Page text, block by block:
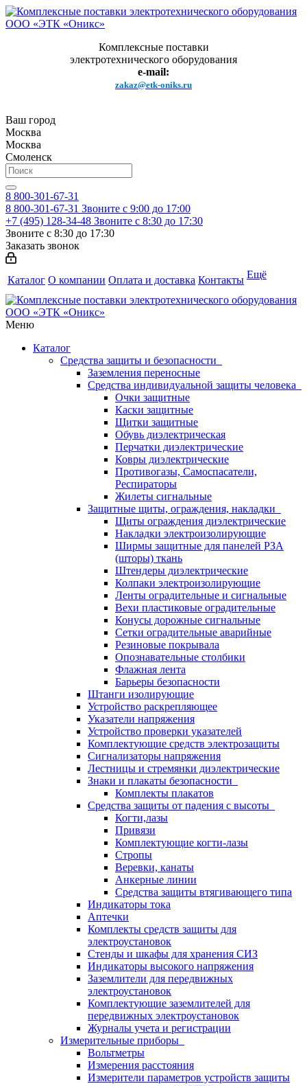
Комплексные поставки
электротехнического оборудования
e-mail:
zakaz@etk-oniks.ru
Ваш город
Москва
Москва
Смоленск
8 800-301-67-31
8 800-301-67-31 Звоните с 9:00 до 17:00
+7 (495) 128-34-48 Звоните с 8:30 до 17:30
Звоните с 8:30 до 17:30
Заказать звонок
Каталог О компании Оплата и доставка Контакты Ещё
Меню
Каталог
Средства защиты и безопасности
Заземления переносные
Средства индивидуальной защиты человека
Очки защитные
Каски защитные
Щитки защитные
Обувь диэлектрическая
Перчатки диэлектрические
Ковры диэлектрические
Противогазы, Самоспасатели,
Респираторы
Жилеты сигнальные
Защитные щиты, ограждения, накладки
Щиты ограждения диэлектрические
Накладки электроизолирующие
Ширмы защитные для панелей РЗА
(шторы) ткань
Штендеры диэлектрические
Колпаки электроизолирующие
Ленты оградительные и сигнальные
Вехи пластиковые оградительные
Конусы дорожные сигнальные
Сетки оградительные аварийные
Резиновые покрывала
Опознавательные столбики
Флажная лента
Барьеры безопасности
Штанги изолирующие
Устройство раскрепляющее
Указатели напряжения
Устройство проверки указателей
Комплектующие средств электрозащиты
Сигнализаторы напряжения
Лестницы и стремянки диэлектрические
Знаки и плакаты безопасности
Комплекты плакатов
Средства защиты от падения с высоты
Когти,лазы
Привязи
Комплектующие когти-лазы
Стропы
Веревки, канаты
Анкерные линии
Средства защиты втягивающего типа
Индикаторы тока
Аптечки
Комплекты средств защиты для
электроустановок
Стенды и шкафы для хранения СИЗ
Индикаторы высокого напряжения
Заземлители для передвижных
электроустановок
Комплектующие заземлителей для
передвижных электроустановок
Журналы учета и регистрации
Измерительные приборы
Вольтметры
Измерения расстояния
Измерители параметров устройств защиты